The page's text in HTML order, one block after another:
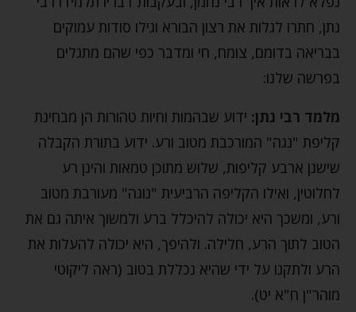
נתן, חתרו לגלות את רצון הבורא וגילו סודות עמוקים
בבריאה בדומם, צומח, חי ומדבר כפי שהם מתגלים
בפרשה שלנו:
מלמד רבי נתן: ידוע שבהמות וחיות טהורות הן מבחינת
קליפת "נגה" המורכבת מטוב ורע. ידוע בתורת הקבלה
שישנן ארבע קליפות, שלוש מתוכן טמאות והינן רע
לחלוטין, ואילו הקליפה הרביעית "נוגה" מעורבת מטוב
ורע, ומשכך היא יכולה להיכלל ברע ולמשוך איתה גם את
הטוב לתוך הרע, חלילה. ולהיפך, היא יכולה להעלות את
הרע ולתקנו על ידי שהיא נכללת בטוב (ראה ליקוטי
מוהר"ן ח"א יט).